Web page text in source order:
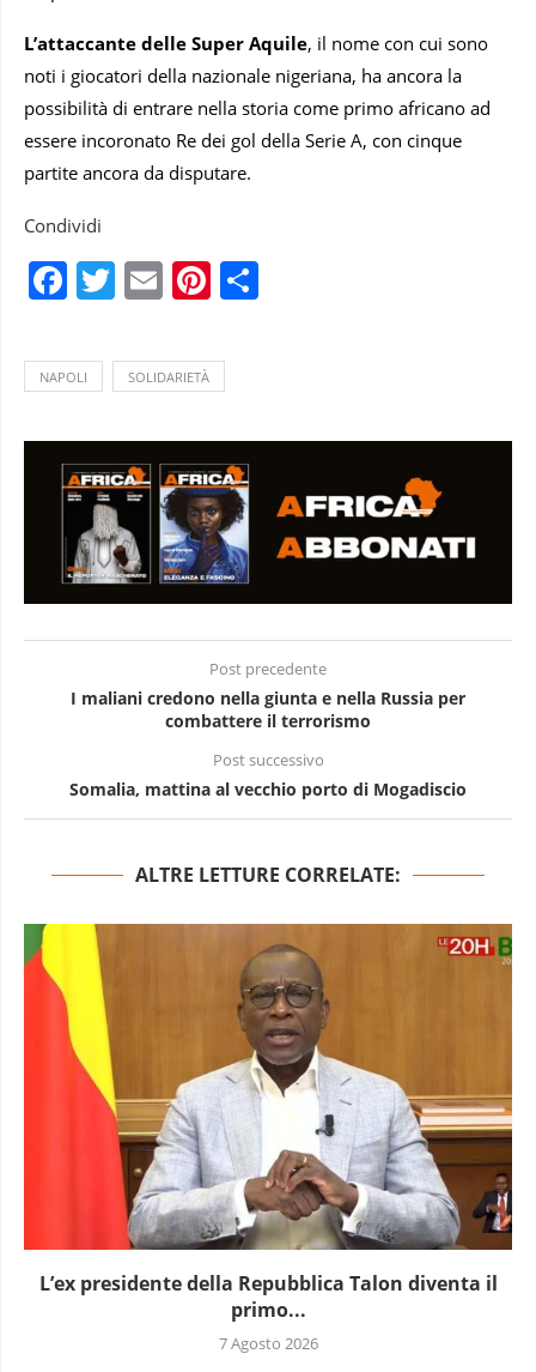
L’attaccante delle Super Aquile, il nome con cui sono
noti i giocatori della nazionale nigeriana, ha ancora la
possibilità di entrare nella storia come primo africano ad
essere incoronato Re dei gol della Serie A, con cinque
partite ancora da disputare.
Condividi
Facebook
Twitter
EmailPinterest
NAPOLI SOLIDARIETÀ
Post precedente
I maliani credono nella giunta e nella Russia per
combattere il terrorismo
Post successivo
Somalia, mattina al vecchio porto di Mogadiscio
ALTRE LETTURE CORRELATE:
L’ex presidente della Repubblica Talon diventa il
primo...
7 Agosto 2026